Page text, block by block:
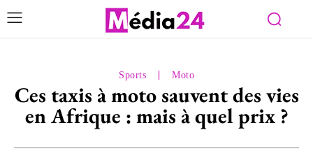
Sports Moto
Ces taxis à moto sauvent des vies
en Afrique : mais à quel prix ?